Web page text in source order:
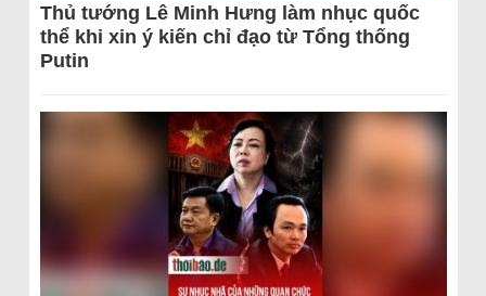
Thủ tướng Lê Minh Hưng làm nhục quốc
thể khi xin ý kiến chỉ đạo từ Tổng thống
Putin